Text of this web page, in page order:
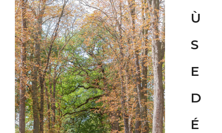
Ù
S
E
D
É